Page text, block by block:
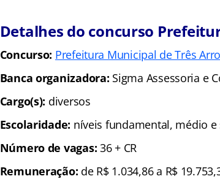
Detalhes do concurso
Concurso: Prefeitura Municipal de Três
Banca organizadora: Sigma Assessoria e
Cargo(s): diversos
Escolaridade: níveis fundamental, médio
Número de vagas:36 + CR
Remuneração: de R$ 1.034,86 a R$